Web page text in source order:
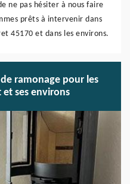
ne pas hésiter à nous faire
prêts à intervenir dans
45170 et dans les environs.
ramonage pour les
et ses environs